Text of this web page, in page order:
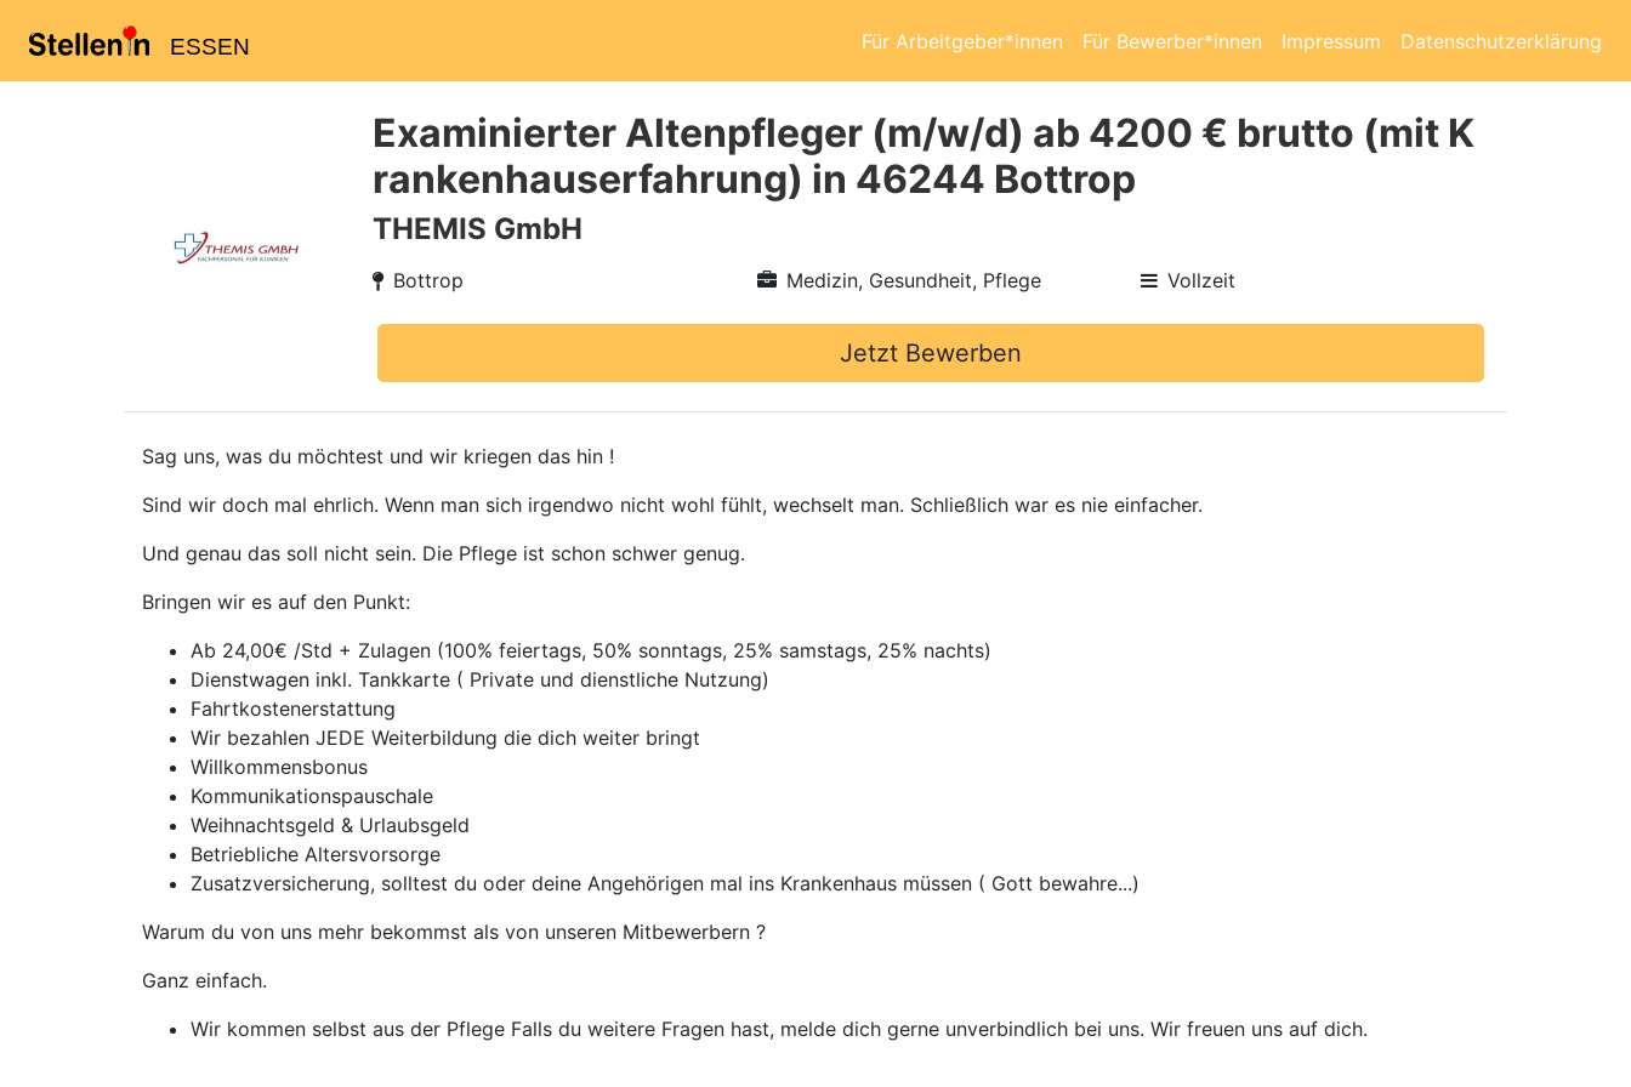
ESSEN Für Arbeitgeber*innen Für Bewerber*innen Impressum Datenschutzerklärung
Examinierter Altenpfleger (m/w/d) ab 4200 € brutto (mit K
rankenhauserfahrung) in 46244 Bottrop
THEMIS GmbH
Bottrop Medizin, Gesundheit, Pflege Vollzeit
Jetzt Bewerben
Sag uns, was du möchtest und wir kriegen das hin !
Sind wir doch mal ehrlich. Wenn man sich irgendwo nicht wohl fühlt, wechselt man. Schließlich war es nie einfacher.
Und genau das soll nicht sein. Die Pflege ist schon schwer genug.
Bringen wir es auf den Punkt:
Ab 24,00€ /Std + Zulagen (100% feiertags, 50% sonntags, 25% samstags, 25% nachts)
Dienstwagen inkl. Tankkarte ( Private und dienstliche Nutzung)
Fahrtkostenerstattung
Wir bezahlen JEDE Weiterbildung die dich weiter bringt
Willkommensbonus
Kommunikationspauschale
Weihnachtsgeld & Urlaubsgeld
Betriebliche Altersvorsorge
Zusatzversicherung, solltest du oder deine Angehörigen mal ins Krankenhaus müssen ( Gott bewahre...)
Warum du von uns mehr bekommst als von unseren Mitbewerbern ?
Ganz einfach.
Wir kommen selbst aus der Pflege Falls du weitere Fragen hast, melde dich gerne unverbindlich bei uns. Wir freuen uns auf dich.